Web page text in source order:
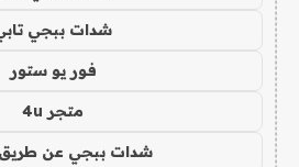
شدات ببجي
فور يو ستور
متجر 4u
شدات ببجي عن طريق